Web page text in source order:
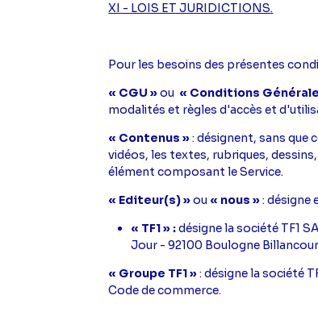
XI - LOIS ET JURIDICTIONS.
Pour les besoins des présentes
« CGU »ou « Conditions
modalités et règles d'accès et
« Contenus »: désignent, sans
vidéos, les textes, rubriques,
élément composant le Service.
« Editeur(s) »ou « nous »: désigne
« TF1 » :désigne la société TF1
Jour - 92100 Boulogne
« Groupe TF1 »: désigne la société
Code de commerce.